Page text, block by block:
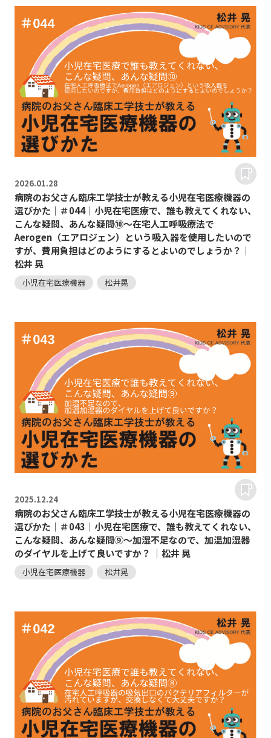
2026.01.28
病院のお父さん臨床工学技士が教える小児在宅医療機器の
選びかた｜＃044｜小児在宅医療で、誰も教えてくれない、
こんな疑問、あんな疑問⑩～在宅人工呼吸療法で
Aerogen（エアロジェン）という吸入器を使用したいので
すが、費用負担はどのようにするとよいのでしょうか？｜
松井 晃
小児在宅医療機器 松井晃
2025.12.24
病院のお父さん臨床工学技士が教える小児在宅医療機器の
選びかた｜＃043｜小児在宅医療で、誰も教えてくれない、
こんな疑問、あんな疑問⑨～加湿不足なので、加温加湿器
のダイヤルを上げて良いですか？ ｜松井 晃
小児在宅医療機器 松井晃